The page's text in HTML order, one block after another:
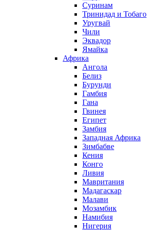
Суринам
Тринидад и Тобаго
Уругвай
Чили
Эквадор
Ямайка
Африка
Ангола
Белиз
Бурунди
Гамбия
Гана
Гвинея
Египет
Замбия
Западная Африка
Зимбабве
Кения
Конго
Ливия
Мавритания
Мадагаскар
Малави
Мозамбик
Намибия
Нигерия